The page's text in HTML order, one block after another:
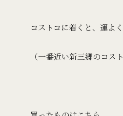
コストコに着くと、運よ
（一番近い新三郷のコス